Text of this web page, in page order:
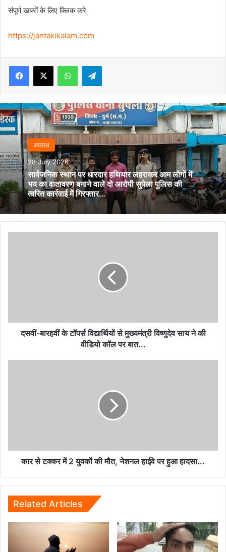
संपूर्ण खबरों के लिए क्लिक करे
https://jantakikalam.com
Facebook
X WhatsAppTelegram
अपराध
28 July 2026
सार्वजनिक स्थान पर धारदार हथियार लहराकर आम लोगों में
भय का वातावरण बनाने वाले दो आरोपी सुपेला पुलिस की
त्वरित कार्रवाई में गिरफ्तार…
साय
दसवीं-बारहवीं के टॉपर्स विद्यार्थियों से मुख्यमंत्री विष्णुदेव साय ने की
वीडियो कॉल पर बात...
नेशनल
कार से टक्कर में 2 युवकों की मौत, नेशनल हाईवे पर हुआ हादसा...
Related Articles